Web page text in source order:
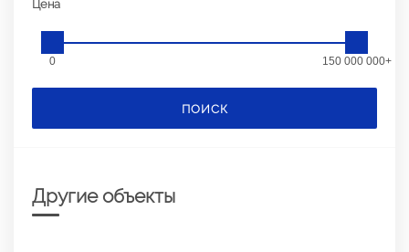
Цена
0 150 000 000+
ПОИСК
Другие объекты